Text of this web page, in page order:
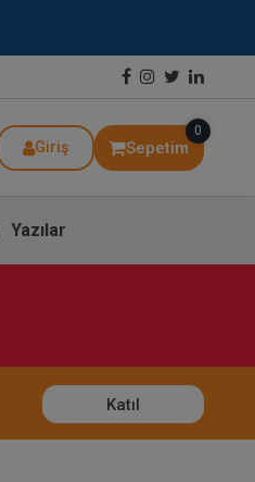
Giriş Sepetim
0
Yazılar
Katıl